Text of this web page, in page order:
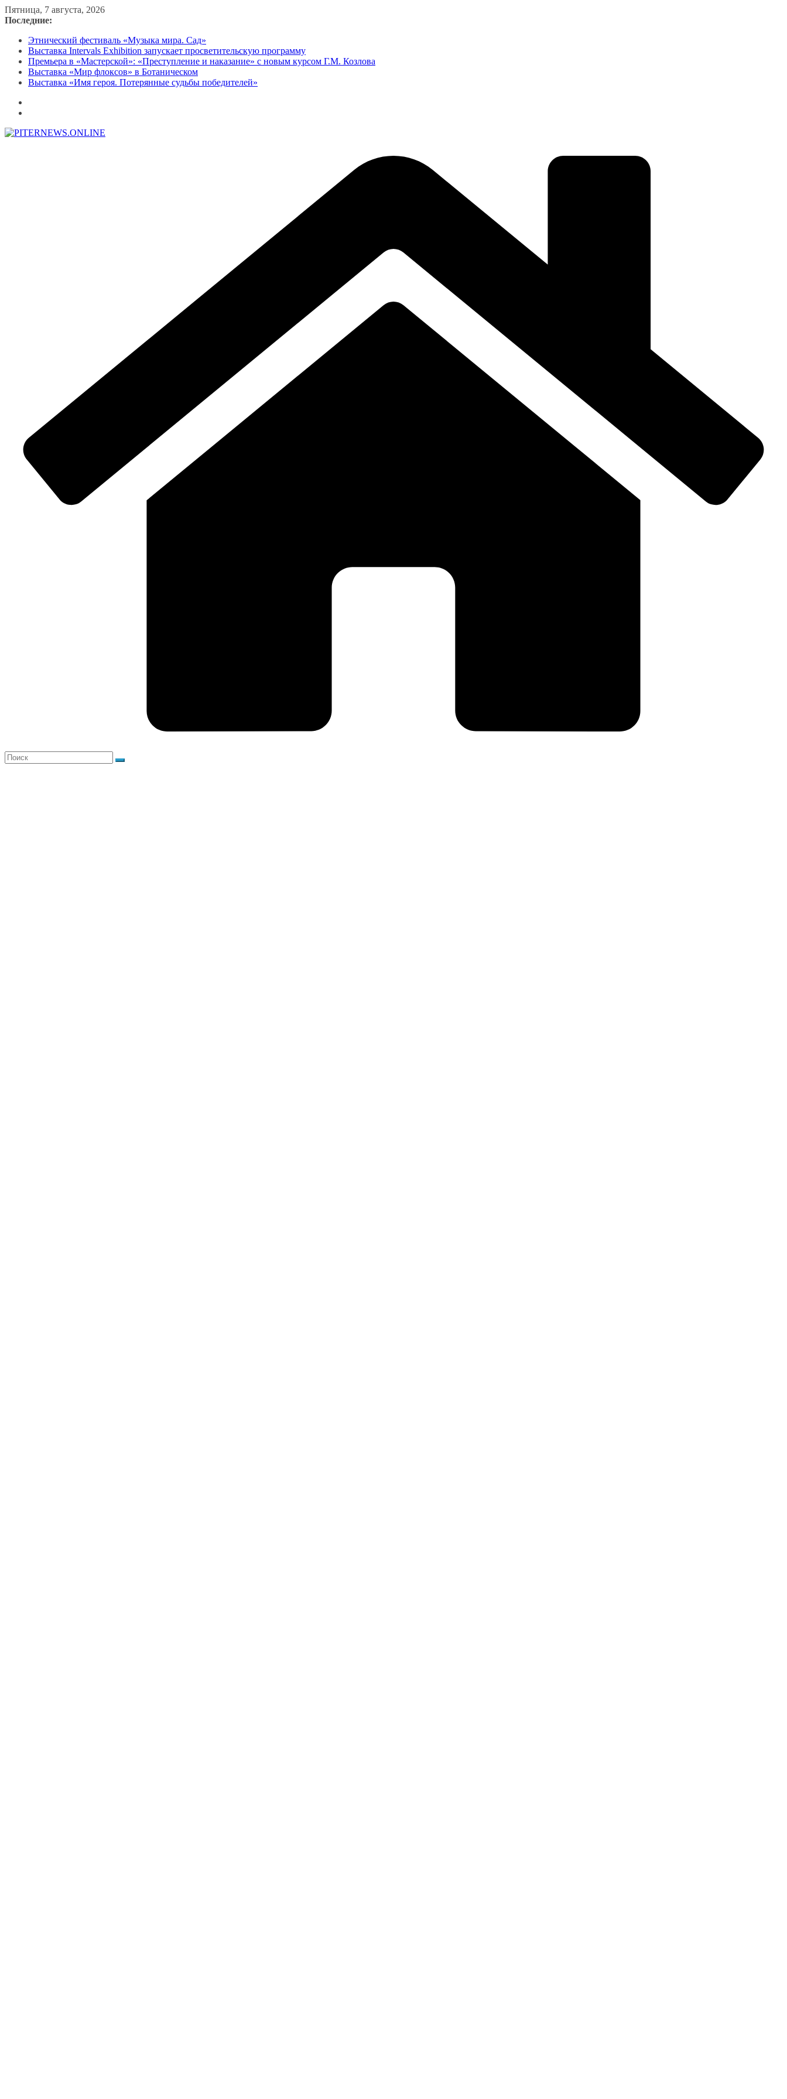
Перейти
к
Пятница, 7 августа, 2026
Последние:
Этнический фестиваль «Музыка мира. Сад»
Выставка Intervals Exhibition запускает просветительскую программу
Премьера в «Мастерской»: «Преступление и наказание» с новым курсом Г.М. Козлова
Выставка «Мир флоксов» в Ботаническом
Выставка «Имя героя. Потерянные судьбы победителей»